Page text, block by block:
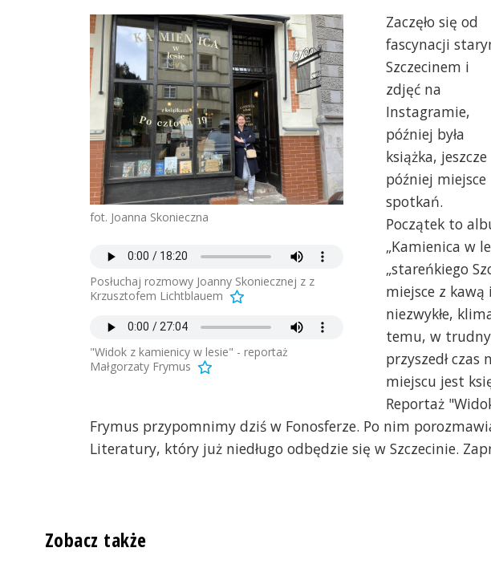
fot. Joanna Skonieczna
Posłuchaj rozmowy Joanny Skoniecznej z z
Krzusztofem Lichtblauem
"Widok z kamienicy w lesie" - reportaż
Małgorzaty Frymus
Zaczęło się od
fascynacji
Szczecinem i
zdjęć na
Instagramie,
później była
książka, jeszcze
później miejsce
spotkań.
Początek to
„Kamienica w
„stareńkiego
miejsce z kawą
niezwykłe,
temu, w
przyszedł
miejscu jest
Reportaż
Frymus przypomnimy dziś w Fonosferze. Po nim
Literatury, który już niedługo odbędzie się w Szczecinie.
Zobacz także